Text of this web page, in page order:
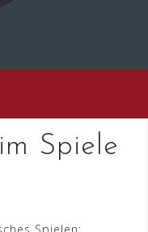
Spiele